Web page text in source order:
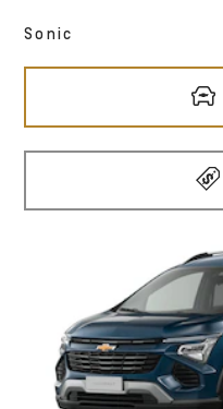
Sonic